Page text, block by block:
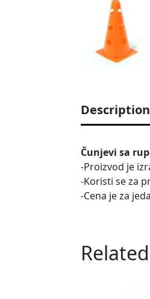
Description
Čunjevi sa
-Proizvod je
-Koristi se za
-Cena je za